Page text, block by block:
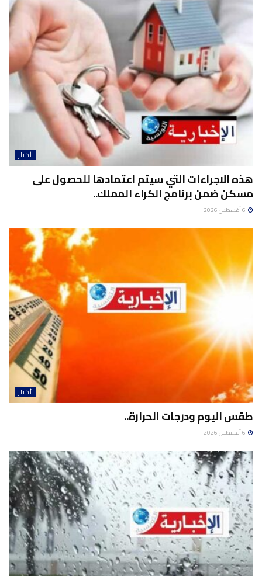
أخبار
هذه الاجراءات التي سيتم اعتمادها للحصول على
مسكن ضمن برنامج الكراء المملك..
أخبار
طقس اليوم ودرجات الحرارة..